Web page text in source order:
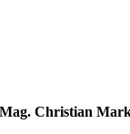
Mag. Christian